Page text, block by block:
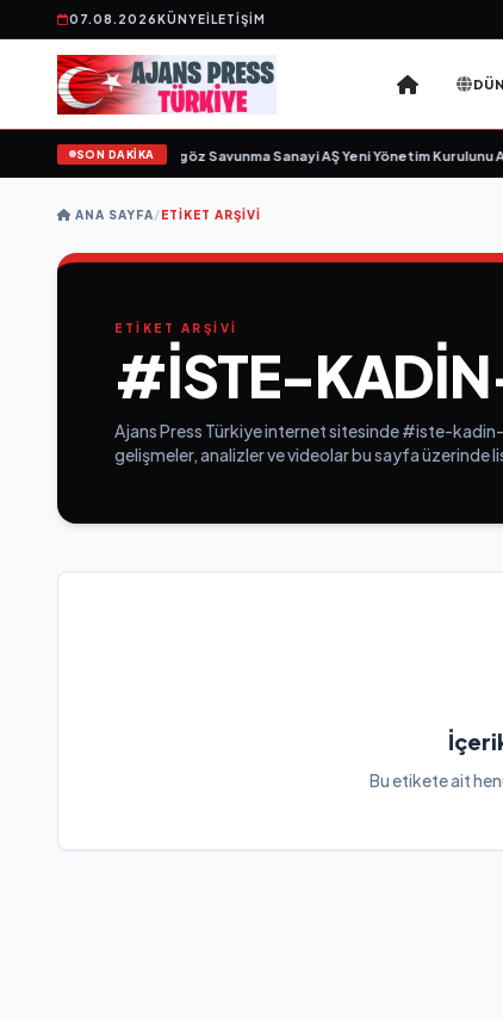
07.08.2026KÜNYEİLETIŞIM
SON DAKİKA
için gün sayıyor• Açıkgöz Savunma Sanayi AŞ Yeni Yönetim Kurulunu
ANA SAYFA/ETIKET ARŞIVI
ETİKET ARŞİVİ
#ISTE-
Ajans Press Türkiye internet sitesinde #iste-
gelişmeler, analizler ve videolar bu sayfa üzerinde
Bu etikete ait